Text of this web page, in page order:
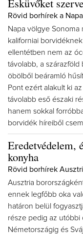
Esküvőket
Rövid borhírek a
Napa völgye
kaliforniai
ellentétben nem az
távolabb, a szárazföld
öbölből beáramló
Pont ezért alakult ki
távolabb eső északi
hanem sokkal
borvidék híreiből
Eredetvédelem,
konyha
Rövid borhírek
Ausztria
ennek legfőbb oka
határon belül
része pedig az utóbbi
Németországig és